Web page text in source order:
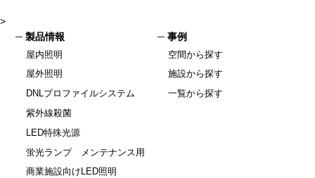
>
製品情報
屋内照明
屋外照明
DNLプロファイルシステム
紫外線殺菌
LED特殊光源
蛍光ランプ メンテナンス用
商業施設向けLED照明
事例
空間から探す
施設から探す
一覧から探す